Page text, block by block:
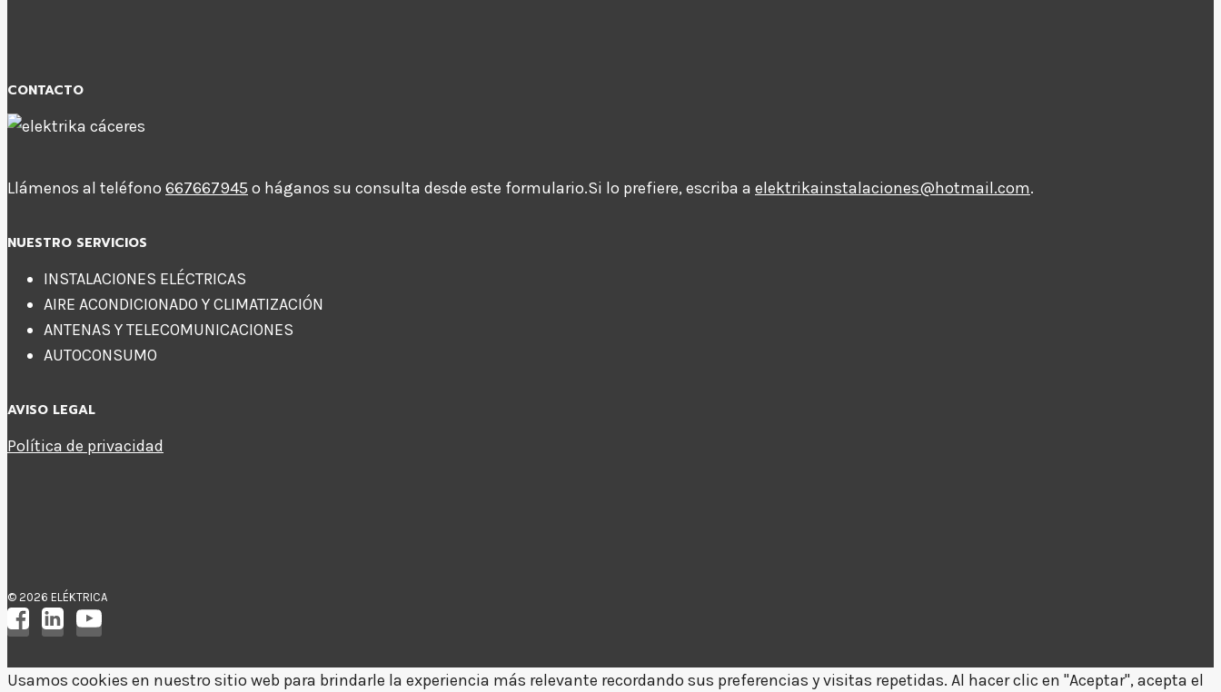
CONTACTO
Llámenos al teléfono 667667945 o háganos su consulta desde este formulario.Si lo prefiere, escriba a elektrikainstalaciones@hotmail.com.
NUESTRO SERVICIOS
INSTALACIONES ELÉCTRICAS
AIRE ACONDICIONADO Y CLIMATIZACIÓN
ANTENAS Y TELECOMUNICACIONES
AUTOCONSUMO
AVISO LEGAL
Política de privacidad
© 2026 ELÉKTRICA
Usamos cookies en nuestro sitio web para brindarle la experiencia más relevante recordando sus preferencias y visitas repetidas. Al hacer clic en "Aceptar", acepta el